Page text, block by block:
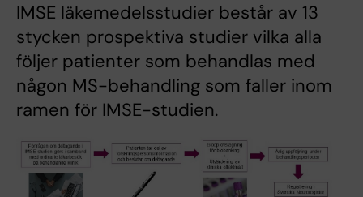
IMSE läkemedelsstudier består av 13
stycken prospektiva studier vilka alla
följer patienter som behandlas med
någon MS-behandling som faller inom
ramen för IMSE-studien.